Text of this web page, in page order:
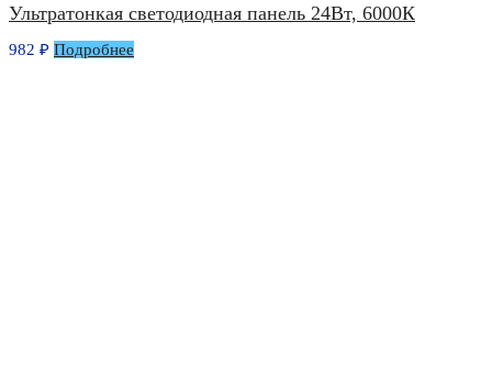
Ультратонкая светодиодная панель 24Вт, 6000К
982 ₽ Подробнее